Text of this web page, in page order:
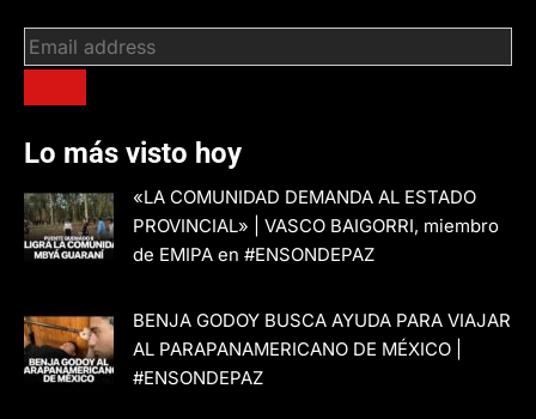
Lo más visto hoy
«LA COMUNIDAD DEMANDA AL ESTADO
PROVINCIAL» | VASCO BAIGORRI, miembro
de EMIPA en #ENSONDEPAZ
BENJA GODOY BUSCA AYUDA PARA VIAJAR
AL PARAPANAMERICANO DE MÉXICO |
#ENSONDEPAZ